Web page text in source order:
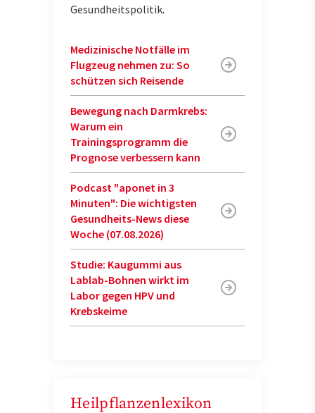
Gesundheitspolitik.
Medizinische Notfälle im
Flugzeug nehmen zu: So
schützen sich Reisende
Bewegung nach Darmkrebs:
Warum ein
Trainingsprogramm die
Prognose verbessern kann
Podcast "aponet in 3
Minuten": Die wichtigsten
Gesundheits-News diese
Woche (07.08.2026)
Studie: Kaugummi aus
Lablab-Bohnen wirkt im
Labor gegen HPV und
Krebskeime
Heilpflanzenlexikon